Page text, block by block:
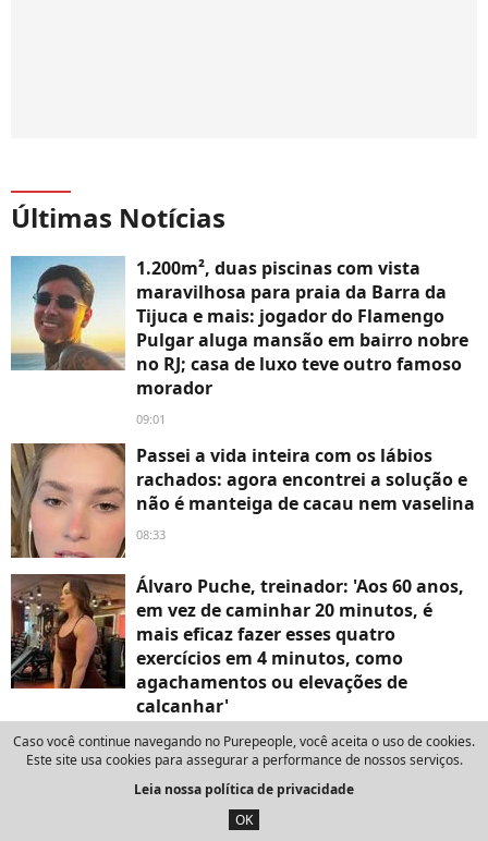
Últimas Notícias
1.200m², duas piscinas com vista
maravilhosa para praia da Barra da
Tijuca e mais: jogador do Flamengo
Pulgar aluga mansão em bairro nobre
no RJ; casa de luxo teve outro famoso
morador
09:01
Passei a vida inteira com os lábios
rachados: agora encontrei a solução e
não é manteiga de cacau nem vaselina
08:33
Álvaro Puche, treinador: 'Aos 60 anos,
em vez de caminhar 20 minutos, é
mais eficaz fazer esses quatro
exercícios em 4 minutos, como
agachamentos ou elevações de
calcanhar'
08:05
'Imagem que eu tinha do Marco Furlan
deixou de existir': colega de teatro
revela abalo emocional após prisão do
Caso você continue navegando no Purepeople, você aceita o uso de cookies.
Este site usa cookies para assegurar a performance de nossos serviços.
Leia nossa política de privacidade
OK